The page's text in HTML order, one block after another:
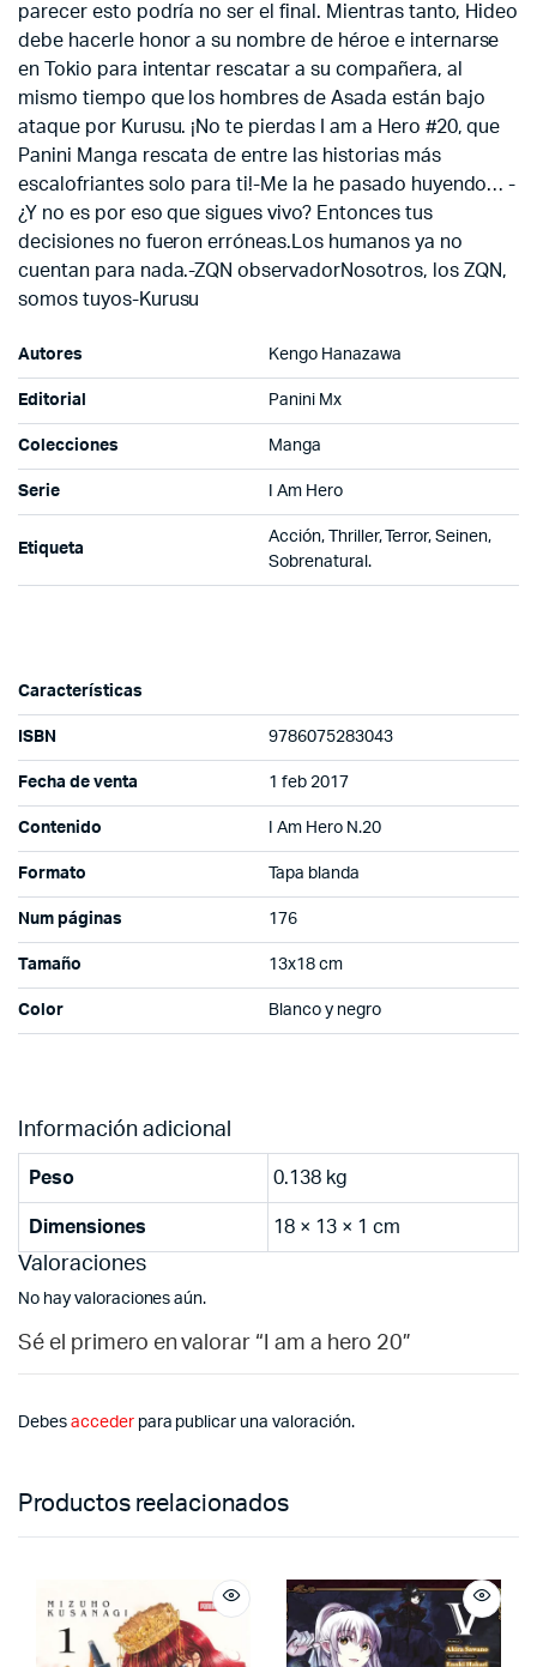
parecer esto podría no ser el final. Mientras tanto, Hideo
debe hacerle honor a su nombre de héroe e internarse
en Tokio para intentar rescatar a su compañera, al
mismo tiempo que los hombres de Asada están bajo
ataque por Kurusu. ¡No te pierdas I am a Hero #20, que
Panini Manga rescata de entre las historias más
escalofriantes solo para ti!-Me la he pasado huyendo… -
¿Y no es por eso que sigues vivo? Entonces tus
decisiones no fueron erróneas.Los humanos ya no
cuentan para nada.-ZQN observadorNosotros, los ZQN,
somos tuyos-Kurusu
Autores Kengo Hanazawa
Editorial Panini Mx
Colecciones Manga
Serie I Am Hero
Etiqueta
Acción, Thriller, Terror, Seinen,
Sobrenatural.
Características
ISBN 9786075283043
Fecha de venta 1 feb 2017
Contenido I Am Hero N.20
Formato Tapa blanda
Num páginas 176
Tamaño 13x18 cm
Color Blanco y negro
Información adicional
Peso 0.138 kg
Dimensiones 18 × 13 × 1 cm
Valoraciones
No hay valoraciones aún.
Sé el primero en valorar “I am a hero 20”
Debes accederpara publicar una valoración.
Productos reelacionados